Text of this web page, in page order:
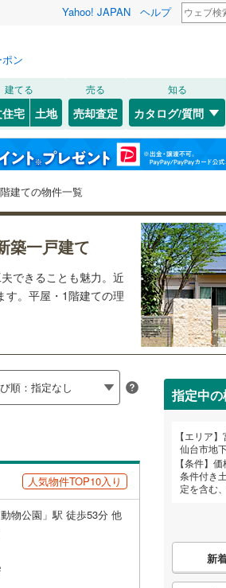
Yahoo! JAPAN ヘルプ
ン
建てる
宅 土地
売る
売却査定
知る
カタログ/質問
建ての物件一覧
築一戸建て
できることも魅力。近
す。平屋・1階建ての理
人気物件TOP10入り
物公園」駅 徒歩53分 他
指定中
エリア
仙台市地
条件
価
条件付き
定を含む
こ
検
新
山形 福島
茨城
和歌山
山口
(0) 若林区(0)
) 気仙沼市(
) 角田市(1)
) 登米市(0)
(0) 大崎市(4)
刈田郡七
町 (0) 亘理郡亘
黒川郡大
麻町(0) 加美郡加
里町(1)
で検索する
) 仙山線(4)
) 気仙沼線(
7) 東北新幹線
鉄東西線
クセス線 (0 )
(1) (0) (0) (0)
で検索する
化（2） トイレ２
ンガレージ（0） 太陽光発
ラ（0）
南道路（1
性能評価付き
住宅性
区画数50戸以上）
で検索する
した
ージから設定できます。
る
格未定を含む、建築条
含む、平屋・1階建て
する
りリストを見る
りリストを見る